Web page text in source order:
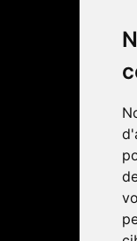
4,4 / 5